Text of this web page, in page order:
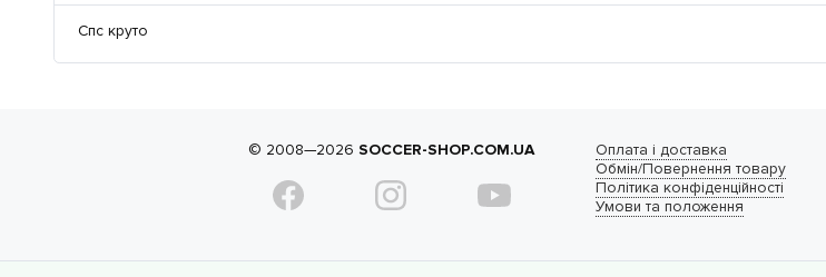
Спс круто
© 2008—2026SOCCER-SHOP.COM.UA
Оплата і доставка
Обмін/Повернення товару
Політика конфіденційності
Умови та положення